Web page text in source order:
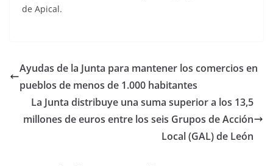
de Apical.
Ayudas de la Junta para mantener los comercios en
pueblos de menos de 1.000 habitantes
La Junta distribuye una suma superior a los 13,5
millones de euros entre los seis Grupos de Acción
Local (GAL) de León